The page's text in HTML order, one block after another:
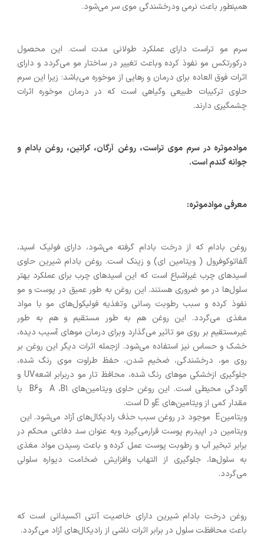
همینطور باعث نرمی ودرخشندگی موی سر می‌شود.
سرم مو تراست دارای عملکرد طولانی مدت است. این محصول
درکورتکس مو نفوذ کرده وباعث تغییر در ساختار مو می‌گردد و دارای
اثرات فوق العاده برای درمان و رهایی از موخوره می‌باشد؛ زیرا این سرم
حاوی ترکیبات طبیعی وگیاهی است که در درمان موخوره اثرات
چشمگیری دارند.
موادموثره در سرم موی تراست، روغن آرگان، کراتین، روغن بادام و
جوانه گندم است.
معرفی موادموثره:
روغن بادام که از درخت بادام گرفته می‌شود، دارای فولیک اسید،
آلفاتوکوفرول ( ویتامین ای) و زینک است. روغن بادام شیرین حاوی
اسیدهای چرب غیراشباع است که این اسیدهای چرب برای عملکرد بهتر
سلول‌ها در مو ضروری هستند. این روغن به طور عمیق در پوست و مو
نفوذ کرده و سبب رطوبت رسانی وتغذیه فولیکول‌های مو با مواد
مغذی می‌گردد. این روغن هم به طور مستقیم و هم به طور
غیرمستقیم بر روی مو تاثیر می‌گذارد وبرای درمان موهای آسیب دیده،
خشک و حساس نیز استفاده می‌شود. ازجمله اثرات دیگر این روغن بر
روی مو، درخشندگی، ضخیم شدن، حفظ طراوت موی رنگ شده،
جلوگیری ازخشکی موهای رنگ شده، محافظ تار مو دربرابر اشعهUV و
آلودگی محیطی است. این روغن حاوی ویتامین‌های A ،B1 وB6 با
مقدار کمی از ویتامین‌های Eو D است.
ویتامینE موجود در روغن سبب حذف رادیکال‌های آزاد می‌شود. این
ویتامین در اپیدرم پوست قرارمی‌گیرد وبه عنوان سد دفاعی محکم در
برابر تبخیر آب و رطوبت پوست عمل کرده و باعث رسیدن مواد مغذی
به سلول‌ها، جلوگیری از التهاب وافزایش ضخامت دیواره سلولی
می‌گردد.
روغن درخت بادام شیرین دارای خاصیت آنتی اکسیدانی است که
باعث محافظت سلول در برابر اثرات ناشی از رادیکال‌های آزاد می‌گردد.